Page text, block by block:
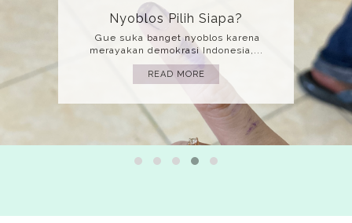
Kursi dan Memaknai Benda
Mati
(Bahasa yang gue gunakan adalah
bahasa implisit jadi mohon harap kita...
READ MORE